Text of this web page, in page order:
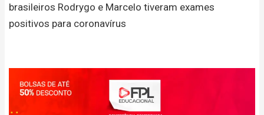
brasileiros Rodrygo e Marcelo tiveram exames
positivos para coronavírus